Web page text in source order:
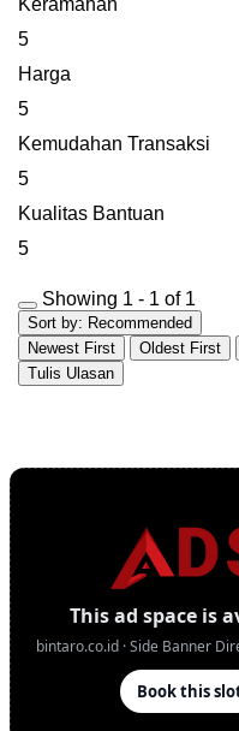
5
Harga
5
Kemudahan Transaksi
5
Kualitas Bantuan
5
Showing 1 - 1 of 1
Sort by: Recommended
Newest First
Oldest First
Tulis Ulasan